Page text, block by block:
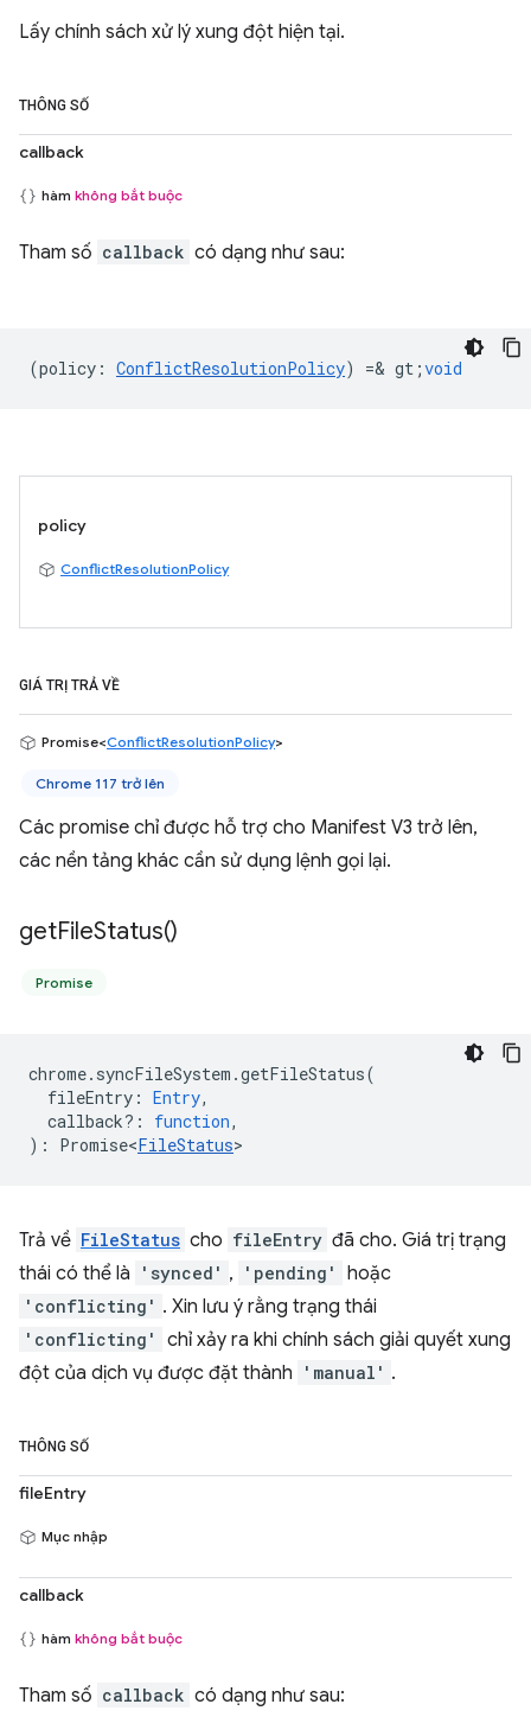
Lấy chính sách xử lý xung đột hiện tại.
THÔNG SỐ
callback
hàm không bắt buộc
Tham số callback có dạng như sau:
(policy : ConflictResolutionPolicy) =& gt;void
policy
ConflictResolutionPolicy
GIÁ TRỊ TRẢ VỀ
Promise<ConflictResolutionPolicy>
Chrome 117 trở lên
Các promise chỉ được hỗ trợ cho Manifest V3 trở lên,
các nền tảng khác cần sử dụng lệnh gọi lại.
getFileStatus()
Promise
chrome. syncFileSystem .getFileStatus(
fileEntry : Entry,
callback? : function,
) : Promise<FileStatus>
Trả về FileStatus cho fileEntry đã cho. Giá trị trạng
thái có thể là
'synced' , 'pending' hoặc
'conflicting' . Xin lưu ý rằng trạng thái
'conflicting'
chỉ xảy ra khi chính sách giải quyết xung
đột của dịch vụ được đặt thành
'manual' .
THÔNG SỐ
fileEntry
Mục nhập
callback
hàm không bắt buộc
Tham số callback có dạng như sau: